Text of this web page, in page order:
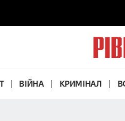
ВІЙНА КРИМІНАЛ